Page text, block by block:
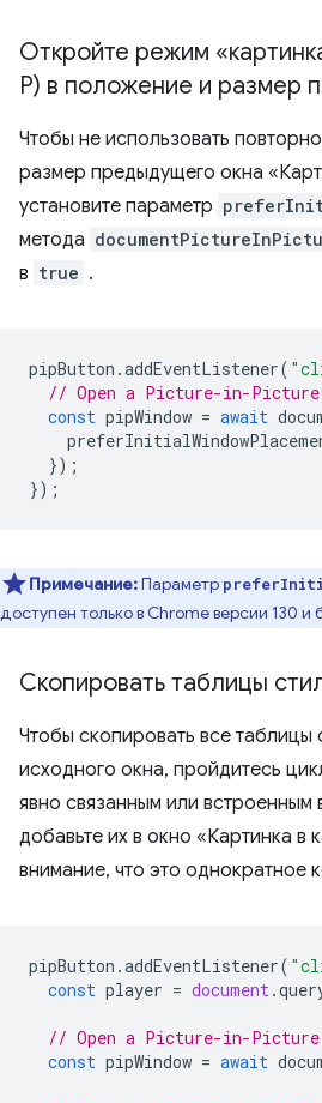
Откройте режим
P) в положение и размер
Чтобы не использовать
размер предыдущего окна
установите параметр
метода
в true .
pipButton .addEventListener(
// Open a Picture-in-
const pipWindow = await
});
});
Примечание:Параметр
доступен только в Chrome версии 130 и
Скопировать таблицы
Чтобы скопировать все таблицы
исходного окна, пройдитесь
явно связанным или встроенным
добавьте их в окно «Картинка в
внимание, что это однократное
pipButton .addEventListener(
const player = document .
// Open a Picture-in-Picture
const pipWindow = await